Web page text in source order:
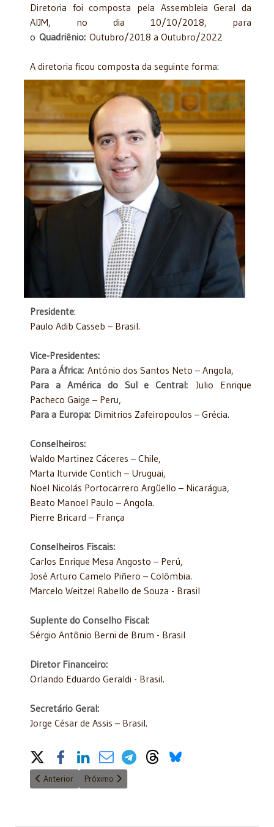
Diretoria foi composta pela Assembleia Geral da
AIJM, no dia 10/10/2018, para
o Quadriênio: Outubro/2018 a Outubro/2022
A diretoria ficou composta da seguinte forma:
Presidente:
Paulo Adib Casseb – Brasil.
Vice-Presidentes:
Para a África: António dos Santos Neto – Angola,
Para a América do Sul e Central:Julio Enrique
Pacheco Gaige – Peru,
Para a Europa: Dimitrios Zafeiropoulos – Grécia.
Conselheiros:
Waldo Martinez Cáceres – Chile,
Marta Iturvide Contich – Uruguai,
Noel Nicolás Portocarrero Argüello – Nicarágua,
Beato Manoel Paulo – Angola.
Pierre Bricard – França
Conselheiros Fiscais:
Carlos Enrique Mesa Angosto – Perú,
José Arturo Camelo Piñero – Colômbia.
Marcelo Weitzel Rabello de Souza - Brasil
Suplente do Conselho Fiscal:
Sérgio Antônio Berni de Brum - Brasil
Diretor Financeiro:
Orlando Eduardo Geraldi - Brasil.
Secretário Geral:
Jorge César de Assis – Brasil.
Share on Social Media
Artigo anterior: A Acadêmica Angela Gandra participou do 8.º
Anterior Próximo artigo: Seminário 06 de abril: A
Próximo